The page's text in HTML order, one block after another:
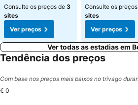
Consulte os preços de 3
sites
Ver preços
Consulte os
sites
Ver preços
Ver todas as estadias em
Tendência dos preços
Com base nos preços mais baixos no trivago
€ 0